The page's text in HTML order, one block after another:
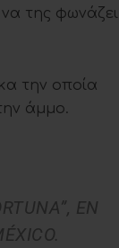
της φωνάζει
την οποία
άμμο.
EN